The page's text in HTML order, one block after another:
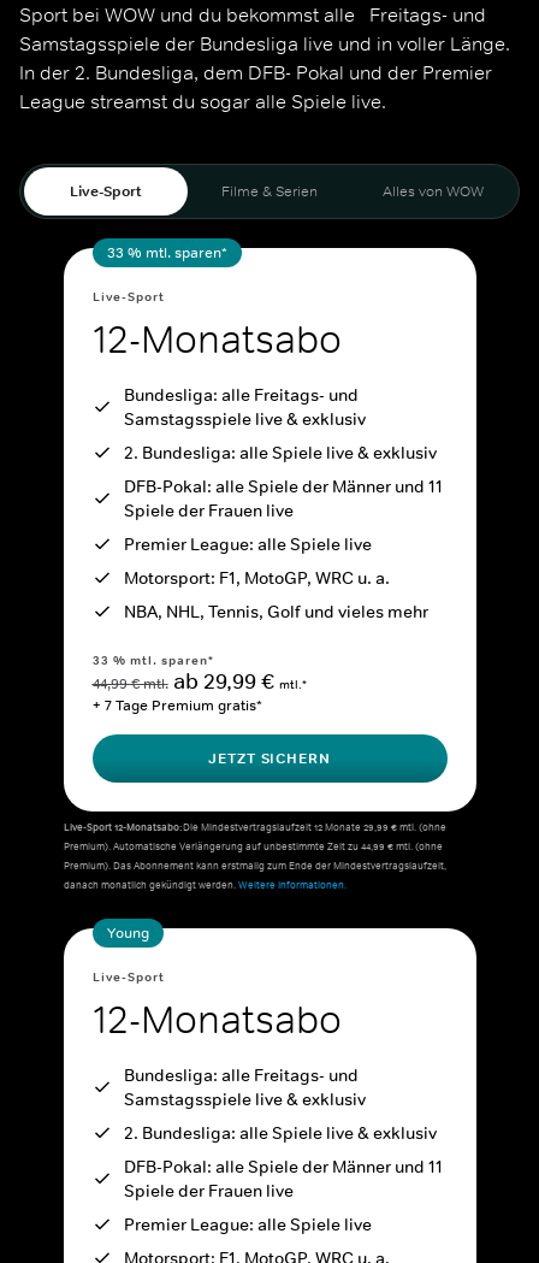
Sport bei WOW und du bekommst alle   Freitags- und
Samstagsspiele der Bundesliga live und in voller Länge.
In der 2. Bundesliga, dem DFB- Pokal und der Premier
League streamst du sogar alle Spiele live.
Live-Sport Filme & Serien Alles von WOW
33 % mtl. sparen*
Live-Sport
12-Monatsabo
Bundesliga: alle Freitags- und
Samstagsspiele live & exklusiv
2. Bundesliga: alle Spiele live & exklusiv
DFB-Pokal: alle Spiele der Männer und 11
Spiele der Frauen live
Premier League: alle Spiele live
Motorsport: F1, MotoGP, WRC u. a.
NBA, NHL, Tennis, Golf und vieles mehr
33 % mtl. sparen*
44,99 € mtl. ab 29,99 € mtl.*
+ 7 Tage Premium gratis*
JETZT SICHERN
Live-Sport 12-Monatsabo:Die Mindestvertragslaufzeit 12 Monate 29,99 € mtl. (ohne
Premium). Automatische Verlängerung auf unbestimmte Zeit zu 44,99 € mtl. (ohne
Premium). Das Abonnement kann erstmalig zum Ende der Mindestvertragslaufzeit,
danach monatlich gekündigt werden.Weitere Informationen.
Young
Live-Sport
12-Monatsabo
Bundesliga: alle Freitags- und
Samstagsspiele live & exklusiv
2. Bundesliga: alle Spiele live & exklusiv
DFB-Pokal: alle Spiele der Männer und 11
Spiele der Frauen live
Premier League: alle Spiele live
Motorsport: F1, MotoGP, WRC u. a.